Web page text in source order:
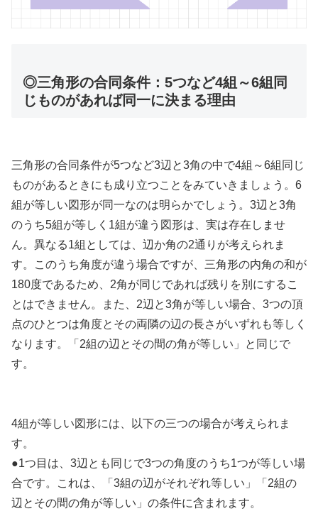
◎三角形の合同条件：5つなど4組～6組同
じものがあれば同一に決まる理由
三角形の合同条件が5つなど3辺と3角の中で4組～6組同じ
ものがあるときにも成り立つことをみていきましょう。6
組が等しい図形が同一なのは明らかでしょう。3辺と3角
のうち5組が等しく1組が違う図形は、実は存在しませ
ん。異なる1組としては、辺か角の2通りが考えられま
す。このうち角度が違う場合ですが、三角形の内角の和が
180度であるため、2角が同じであれば残りを別にするこ
とはできません。また、2辺と3角が等しい場合、3つの頂
点のひとつは角度とその両隣の辺の長さがいずれも等しく
なります。「2組の辺とその間の角が等しい」と同じで
す。
4組が等しい図形には、以下の三つの場合が考えられま
す。
●1つ目は、3辺とも同じで3つの角度のうち1つが等しい場
合です。これは、「3組の辺がそれぞれ等しい」「2組の
辺とその間の角が等しい」の条件に含まれます。